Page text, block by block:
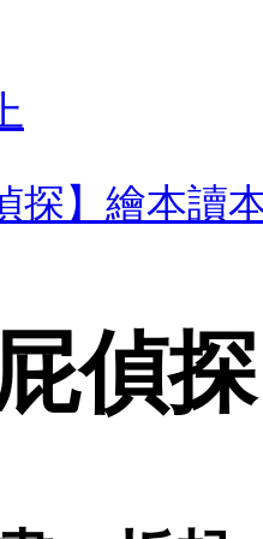
探】繪本讀
屁偵